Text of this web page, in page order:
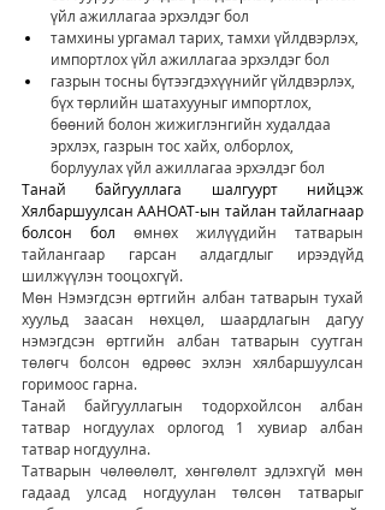
үйл ажиллагаа эрхэлдэг бол
тамхины ургамал тарих, тамхи үйлдвэрлэх,
импортлох үйл ажиллагаа эрхэлдэг бол
газрын тосны бүтээгдэхүүнийг үйлдвэрлэх,
бүх төрлийн шатахууныг импортлох,
бөөний болон жижиглэнгийн худалдаа
эрхлэх, газрын тос хайх, олборлох,
борлуулах үйл ажиллагаа эрхэлдэг бол
Танай байгууллага шалгуурт нийцэж
Хялбаршуулсан ААНОАТ-ын тайлан тайлагнаар
болсон бол өмнөх жилүүдийн татварын
тайлангаар гарсан алдагдлыг ирээдүйд
шилжүүлэн тооцохгүй.
Мөн Нэмэгдсэн өртгийн албан татварын тухай
хуульд заасан нөхцөл, шаардлагын дагуу
нэмэгдсэн өртгийн албан татварын суутган
төлөгч болсон өдрөөс эхлэн хялбаршуулсан
горимоос гарна.
Танай байгууллагын тодорхойлсон албан
татвар ногдуулах орлогод 1 хувиар албан
татвар ногдуулна.
Татварын чөлөөлөлт, хөнгөлөлт эдлэхгүй мөн
гадаад улсад ногдуулан төлсөн татварыг